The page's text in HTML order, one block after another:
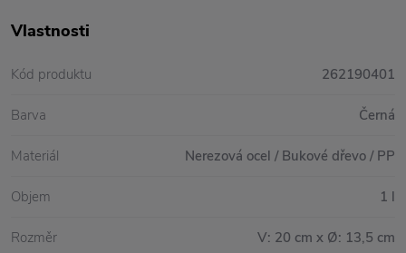
Vlastnosti
Kód produktu 262190401
Barva Černá
Materiál Nerezová ocel / Bukové dřevo / PP
Objem 1 l
Rozměr V: 20 cm x Ø: 13,5 cm